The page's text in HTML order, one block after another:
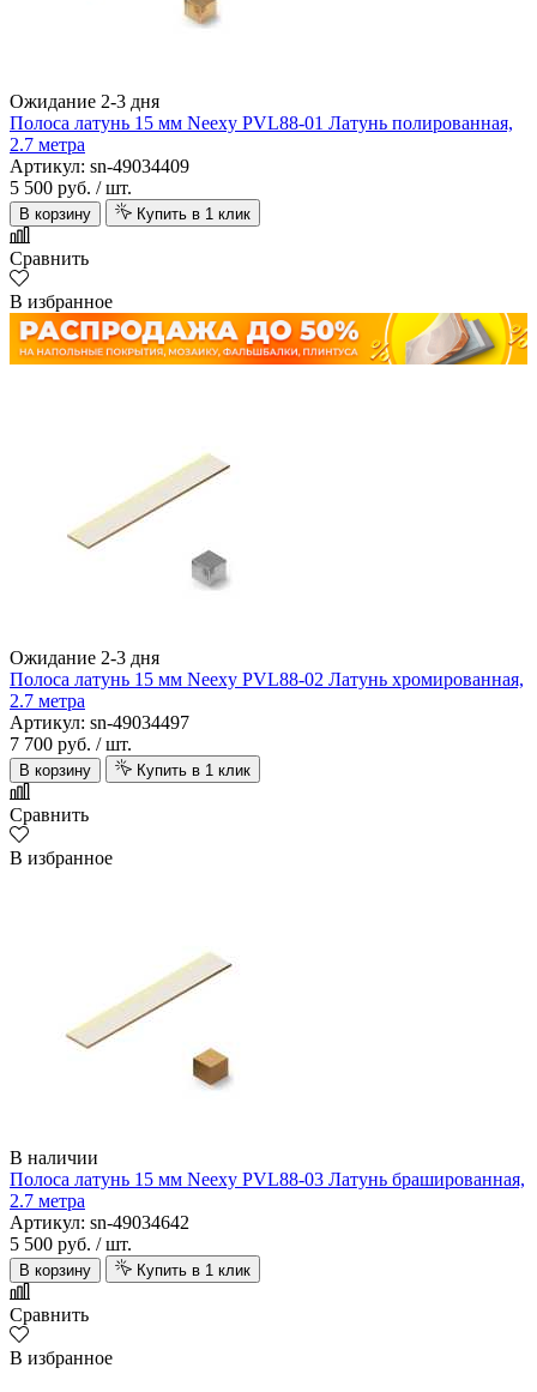
Ожидание 2-3 дня
Полоса латунь 15 мм Neexy PVL88-01 Латунь полированная,
2.7 метра
Артикул: sn-49034409
5 500 руб. / шт.
В корзину Купить в 1 клик
Сравнить
В избранное
Ожидание 2-3 дня
Полоса латунь 15 мм Neexy PVL88-02 Латунь хромированная,
2.7 метра
Артикул: sn-49034497
7 700 руб. / шт.
В корзину Купить в 1 клик
Сравнить
В избранное
В наличии
Полоса латунь 15 мм Neexy PVL88-03 Латунь брашированная,
2.7 метра
Артикул: sn-49034642
5 500 руб. / шт.
В корзину Купить в 1 клик
Сравнить
В избранное